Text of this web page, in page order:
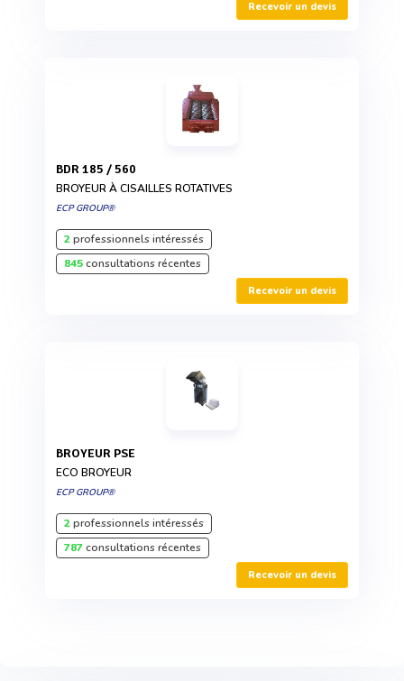
Recevoir un devis
BDR 185 / 560
BROYEUR À CISAILLES ROTATIVES
ECP GROUP®
2professionnels intéressés
845consultations récentes
Recevoir un devis
BROYEUR PSE
ECO BROYEUR
ECP GROUP®
2professionnels intéressés
787consultations récentes
Recevoir un devis